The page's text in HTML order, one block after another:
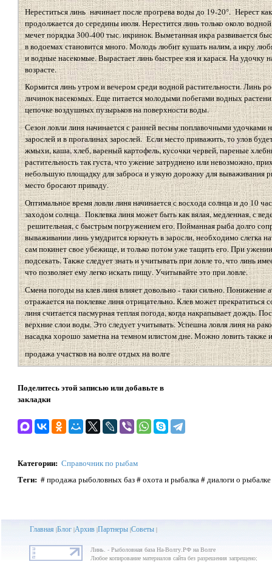
Нереститься линь начинает после прогрева воды до 19-20°. Нерест
продолжается до середины июля. Нерестится линь только около
мечет порядка 300-400 тыс. икринок. Выметанная икра развивается
в водоемах становится много. Молодь любит кушать налим, а икру
и водные насекомые. Вырастает линь быстрее язя и карася. На удочку
возрасте.
Кормится линь утром и вечером среди водной растительности. Линь
личинок насекомых. Еще питается молодыми побегами водных
цепочке воздушных пузырьков на поверхности воды.
Сезон ловли линя начинается с ранней весны поплавочными удочками
зарослей и в прогалинах зарослей. Если место приважить, то улов
жмыхи, каша, хлеб, вареный картофель, кусочки червей, пареные
растительность так густа, что ужение затруднено или невозможно,
небольшую площадку для заброса и узкую дорожку для вываживания
место бросают приваду.
Оптимальное время ловли линя начинается с восхода солнца и до 10
заходом солнца. Поклевка линя может быть как вялая, медленная, с
решительная, с быстрым погружением его. Пойманная рыба долго
вываживании линь умудрится юркнуть в заросли, необходимо слегка
сам покинет свое убежище, и только потом уже тащить его. При
подсекать. Также следует знать и учитывать при ловле то, что линь
что позволяет ему легко искать пищу. Учитывайте это при ловле.
Смена погоды на клев линя влияет довольно - таки сильно. Понижение
отражается на поклевке линя отрицательно. Клев может прекратиться
линя считается пасмурная теплая погода, когда накрапывает дождь.
верхние слои воды. Это следует учитывать. Успешна ловля линя на
насадка хорошо заметна на темном илистом дне. Можно ловить также
продажа участков на волге отдых на волге
Поделитесь этой записью или добавьте в
закладки
Категории: Справочник по рыбам
Теги: # продажа рыболовных баз # охота и рыбалка # диалоги о рыбалке
Главная |Блог|Архив|Партнеры|Советы|
Линь. - Рыболовная база На-Волгу.РФ на Волге
Любое копирование материалов сайта без разрешения запрещено;